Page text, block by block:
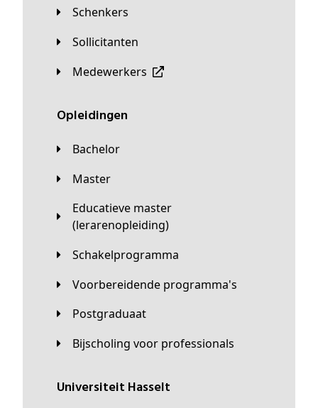
Schenkers
Sollicitanten
Medewerkers
Opleidingen
Bachelor
Master
Educatieve master
(lerarenopleiding)
Schakelprogramma
Voorbereidende programma's
Postgraduaat
Bijscholing voor professionals
universiteit Hasselt